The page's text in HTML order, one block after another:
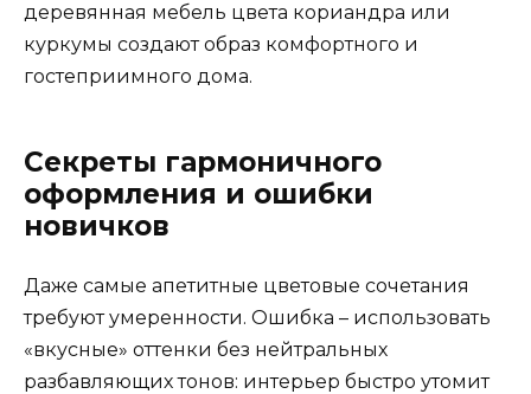
деревянная мебель цвета кориандра или
куркумы создают образ комфортного и
гостеприимного дома.
Секреты гармоничного
оформления и ошибки
новичков
Даже самые апетитные цветовые сочетания
требуют умеренности. Ошибка – использовать
«вкусные» оттенки без нейтральных
разбавляющих тонов: интерьер быстро утомит